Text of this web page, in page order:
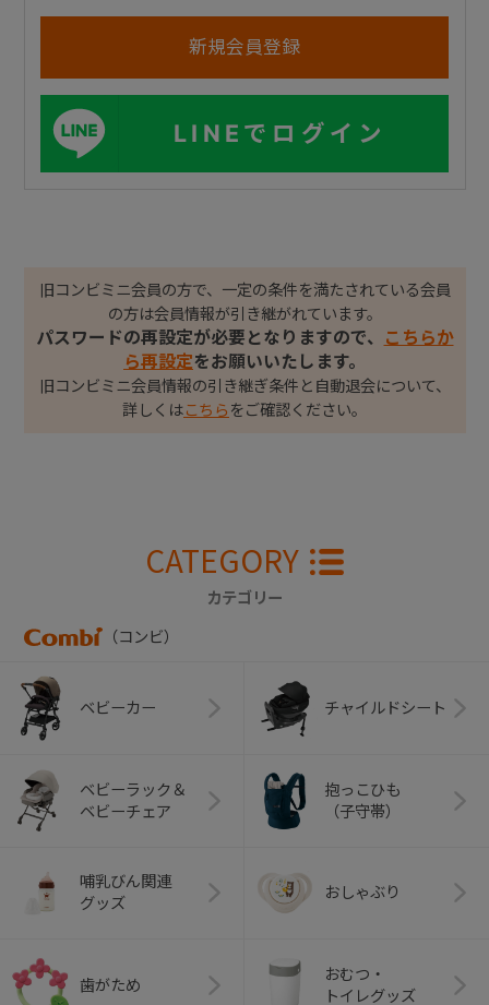
LINEでログイン
旧コンビミニ会員の方で、一定の条件を満たされている会員
の方は会員情報が引き継がれています。
パスワードの再設定が必要となりますので、
こちらか
ら再設定をお願いいたします。
旧コンビミニ会員情報の引き継ぎ条件と自動退会について、
詳しくはこちら をご確認ください。
CATEGORY
カテゴリー
（コンビ）
ベビーカー チャイルドシート
ベビーラック＆
ベビーチェア
抱っこひも
（子守帯）
哺乳びん関連
グッズ
おしゃぶり
歯がため
おむつ・
トイレグッズ